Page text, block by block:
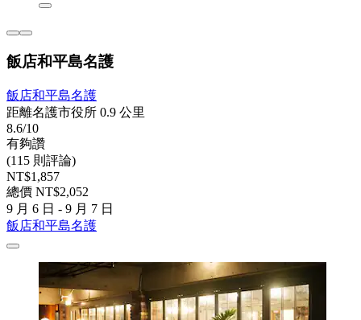
飯店和平島名護
飯店和平島名護
距離名護市役所 0.9 公里
8.6/10
有夠讚
(115 則評論)
NT$1,857
總價 NT$2,052
9 月 6 日 - 9 月 7 日
飯店和平島名護